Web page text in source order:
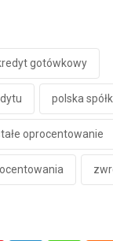
gotówkowy
polska
oprocentowanie